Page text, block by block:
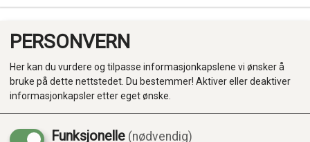
PERSONVERN
Her kan du vurdere og tilpasse informasjonkapslene vi ønsker å
bruke på dette nettstedet. Du bestemmer! Aktiver eller deaktiver
informasjonkapsler etter eget ønske.
Funksjonelle (nødvendig)